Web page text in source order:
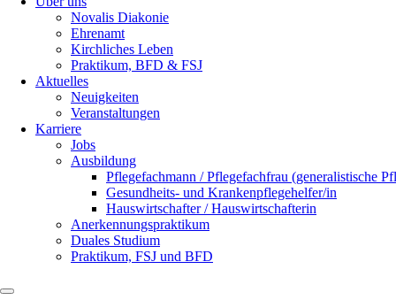
Novalis Diakonie
Ehrenamt
Kirchliches Leben
Praktikum, BFD & FSJ
Aktuelles
Neuigkeiten
Veranstaltungen
Karriere
Jobs
Ausbildung
Pflegefachmann / Pflegefachfrau (generalistische
Gesundheits- und Krankenpflegehelfer/in
Hauswirtschafter / Hauswirtschafterin
Anerkennungspraktikum
Duales Studium
Praktikum, FSJ und BFD